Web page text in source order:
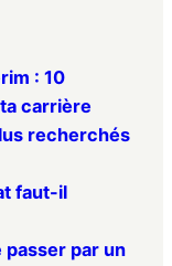
: 10
carrière
recherchés
faut-il
passer par un